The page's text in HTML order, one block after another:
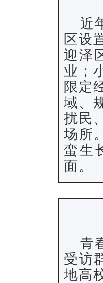
近
区设
迎泽
业；
限定
域、
扰民
场所
蛮生
面。
青
受访
地高